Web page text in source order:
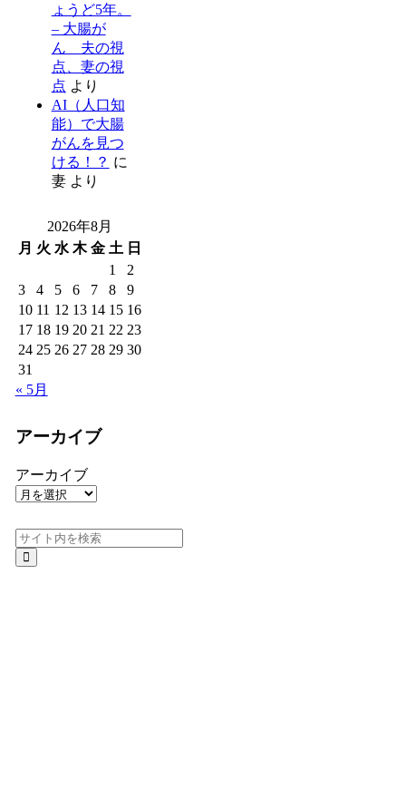
ょうど5年。
– 大腸が
ん 夫の視
点、妻の視
点 より
AI（人口知
能）で大腸
がんを見つ
ける！？ に
妻より
2026年8月
月 火 水 木 金 土 日
1
2
3
4 5 6 7 8
9
10 11 12 13 14 15 16
17 18 19 20 21 22 23
24 25 26 27 28 29 30
31
« 5月
アーカイブ
アーカイブ